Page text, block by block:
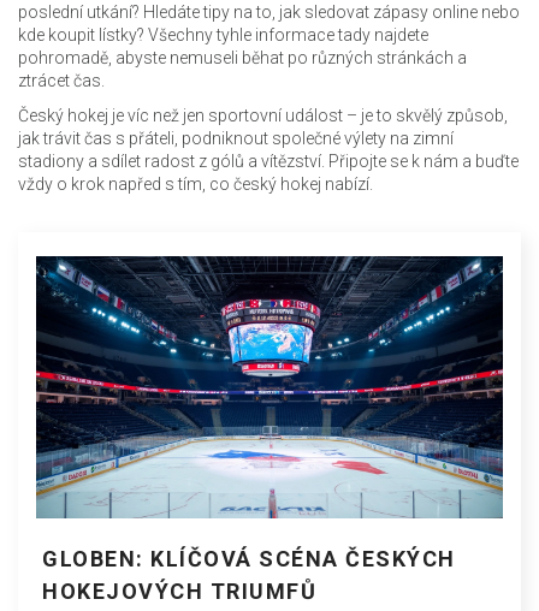
poslední utkání? Hledáte tipy na to, jak sledovat zápasy online nebo
kde koupit lístky? Všechny tyhle informace tady najdete
pohromadě, abyste nemuseli běhat po různých stránkách a
ztrácet čas.
Český hokej je víc než jen sportovní událost – je to skvělý způsob,
jak trávit čas s přáteli, podniknout společné výlety na zimní
stadiony a sdílet radost z gólů a vítězství. Připojte se k nám a buďte
vždy o krok napřed s tím, co český hokej nabízí.
GLOBEN: KLÍČOVÁ SCÉNA ČESKÝCH
HOKEJOVÝCH TRIUMFŮ